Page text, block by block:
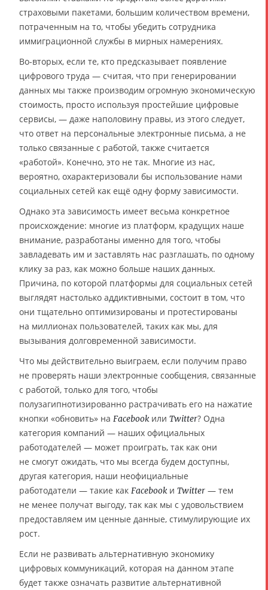
страховыми пакетами, большим количеством времени,
потраченным на то, чтобы убедить сотрудника
иммиграционной службы в мирных намерениях.
Во-вторых, если те, кто предсказывает появление
цифрового труда — считая, что при генерировании
данных мы также производим огромную экономическую
стоимость, просто используя простейшие цифровые
сервисы, — даже наполовину правы, из этого следует,
что ответ на персональные электронные письма, а не
только связанные с работой, также считается
«работой». Конечно, это не так. Многие из нас,
вероятно, охарактеризовали бы использование нами
социальных сетей как ещё одну форму зависимости.
Однако эта зависимость имеет весьма конкретное
происхождение: многие из платформ, крадущих наше
внимание, разработаны именно для того, чтобы
завладевать им и заставлять нас разглашать, по одному
клику за раз, как можно больше наших данных.
Причина, по которой платформы для социальных сетей
выглядят настолько аддиктивными, состоит в том, что
они тщательно оптимизированы и протестированы
на миллионах пользователей, таких как мы, для
вызывания долговременной зависимости.
Что мы действительно выиграем, если получим право
не проверять наши электронные сообщения, связанные
с работой, только для того, чтобы
полузагипнотизированно растрачивать его на нажатие
кнопки «обновить» на Facebook или Twitter? Одна
категория компаний — наших официальных
работодателей — может проиграть, так как они
не смогут ожидать, что мы всегда будем доступны,
другая категория, наши неофициальные
работодатели — такие как Facebook и Twitter — тем
не менее получат выгоду, так как мы с удовольствием
предоставляем им ценные данные, стимулирующие их
рост.
Если не развивать альтернативную экономику
цифровых коммуникаций, которая на данном этапе
будет также означать развитие альтернативной